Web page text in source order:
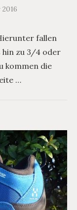
fallen
hin zu 3/4 oder
kommen die
…